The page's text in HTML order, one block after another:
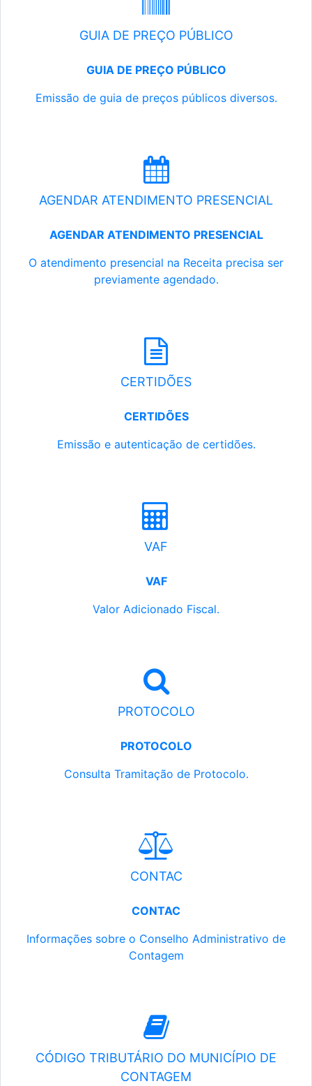
GUIA DE PREÇO PÚBLICO
GUIA DE PREÇO PÚBLICO
Emissão de guia de preços públicos diversos.
AGENDAR ATENDIMENTO PRESENCIAL
AGENDAR ATENDIMENTO PRESENCIAL
O atendimento presencial na Receita precisa ser
previamente agendado.
CERTIDÕES
CERTIDÕES
Emissão e autenticação de certidões.
VAF
VAF
Valor Adicionado Fiscal.
PROTOCOLO
PROTOCOLO
Consulta Tramitação de Protocolo.
CONTAC
CONTAC
Informações sobre o Conselho Administrativo de
Contagem
CÓDIGO TRIBUTÁRIO DO MUNICÍPIO DE
CONTAGEM